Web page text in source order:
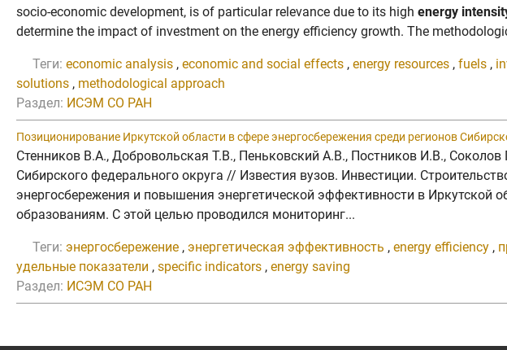
socio-economic development, is of particular relevance due to its high energy
determine the impact of investment on the energy efficiency growth. The
Теги: economic analysis , economic and social effects , energy resources , fuels ,
solutions , methodological approach
Раздел: ИСЭМ СО РАН
Позиционирование Иркутской области в сфере энергосбережения среди регионов
Стенников В.А., Добровольская Т.В., Пеньковский А.В., Постников И.В.,
Сибирского федерального округа // Известия вузов. Инвестиции.
энергосбережения и повышения энергетической эффективности в Иркутской
образованиям. С этой целью проводился мониторинг...
Теги: энергосбережение , энергетическая эффективность , energy efficiency ,
удельные показатели , specific indicators , energy saving
Раздел: ИСЭМ СО РАН